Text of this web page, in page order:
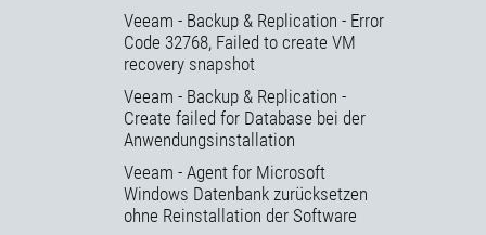
Veeam - Backup & Replication - Error
Code 32768, Failed to create VM
recovery snapshot
Veeam - Backup & Replication -
Create failed for Database bei der
Anwendungsinstallation
Veeam - Agent for Microsoft
Windows Datenbank zurücksetzen
ohne Reinstallation der Software